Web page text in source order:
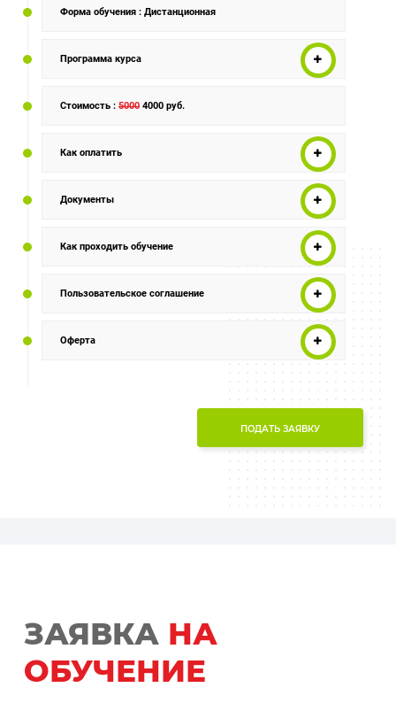
Форма обучения: Дистанционная
Программа курса
Стоимость:50004000 руб.
Как оплатить
Документы
Как проходить обучение
Пользовательское соглашение
Оферта
ПОДАТЬ ЗАЯВКУ
ЗАЯВКА НА
ОБУЧЕНИЕ